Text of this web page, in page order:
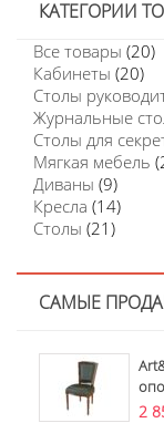
КАТЕГОРИИ
Все товары (20)
Кабинеты (20)
Столы
Журнальные
Столы для
Мягкая мебель
Диваны (9)
Кресла (14)
Столы (21)
САМЫЕ
2